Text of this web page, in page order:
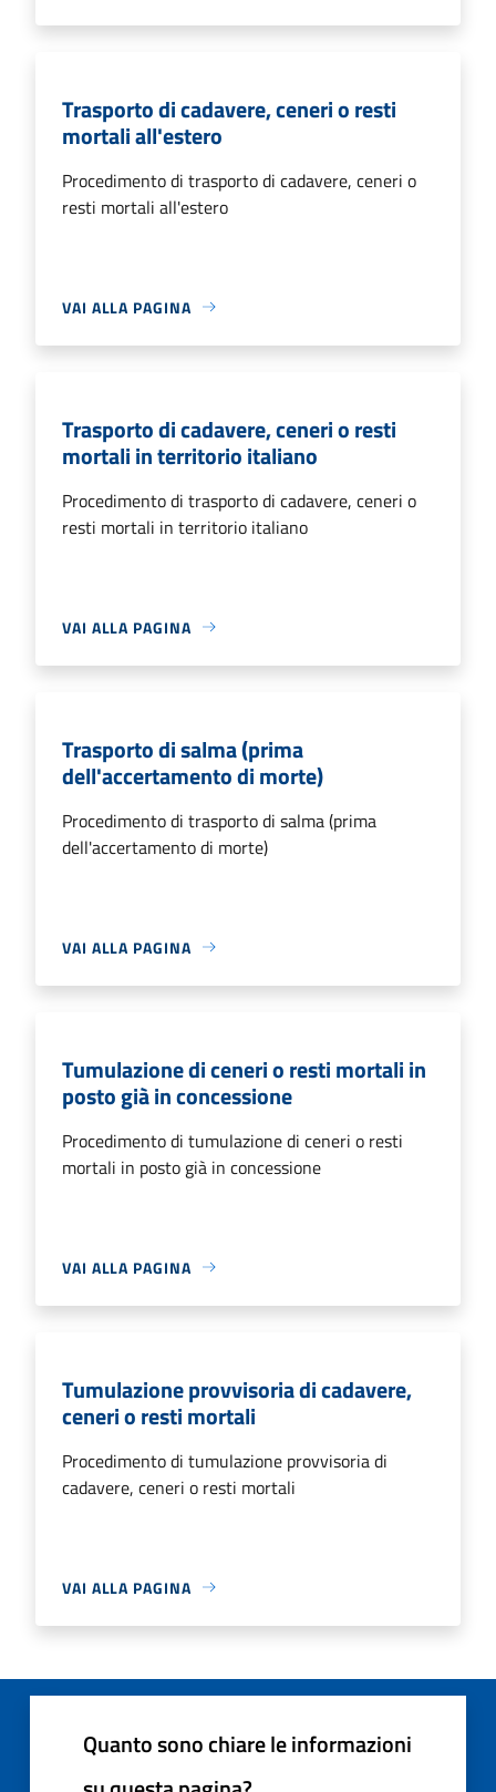
Trasporto di cadavere, ceneri o resti
mortali all'estero
Procedimento di trasporto di cadavere, ceneri o
resti mortali all'estero
VAI ALLA PAGINA
Trasporto di cadavere, ceneri o resti
mortali in territorio italiano
Procedimento di trasporto di cadavere, ceneri o
resti mortali in territorio italiano
VAI ALLA PAGINA
Trasporto di salma (prima
dell'accertamento di morte)
Procedimento di trasporto di salma (prima
dell'accertamento di morte)
VAI ALLA PAGINA
Tumulazione di ceneri o resti mortali in
posto già in concessione
Procedimento di tumulazione di ceneri o resti
mortali in posto già in concessione
VAI ALLA PAGINA
Tumulazione provvisoria di cadavere,
ceneri o resti mortali
Procedimento di tumulazione provvisoria di
cadavere, ceneri o resti mortali
VAI ALLA PAGINA
Quanto sono chiare le informazioni